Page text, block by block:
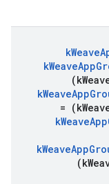
kWeave
kWeaveApp
(k
kWeaveApp
= (k
kWeaveApp
kWeaveApp
(k